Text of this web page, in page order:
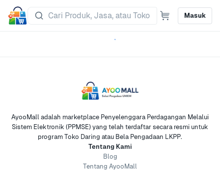
Masuk
AyooMall adalah marketplace Penyelenggara Perdagangan Melalui
Sistem Elektronik (PPMSE) yang telah terdaftar secara resmi untuk
program Toko Daring atau Bela Pengadaan LKPP.
Tentang Kami
Blog
Tentang AyooMall